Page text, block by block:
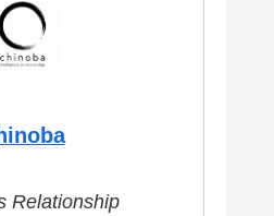
Relationship